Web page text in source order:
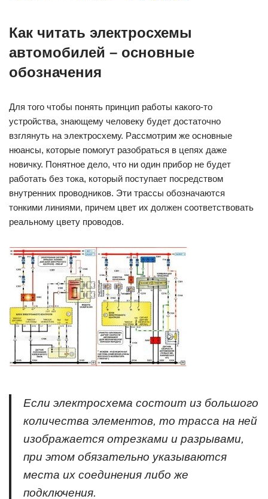
Как читать электросхемы
автомобилей – основные
обозначения
Для того чтобы понять принцип работы какого-то
устройства, знающему человеку будет достаточно
взглянуть на электросхему. Рассмотрим же основные
нюансы, которые помогут разобраться в цепях даже
новичку. Понятное дело, что ни один прибор не будет
работать без тока, который поступает посредством
внутренних проводников. Эти трассы обозначаются
тонкими линиями, причем цвет их должен соответствовать
реальному цвету проводов.
Если электросхема состоит из большого
количества элементов, то трасса на ней
изображается отрезками и разрывами,
при этом обязательно указываются
места их соединения либо же
подключения.